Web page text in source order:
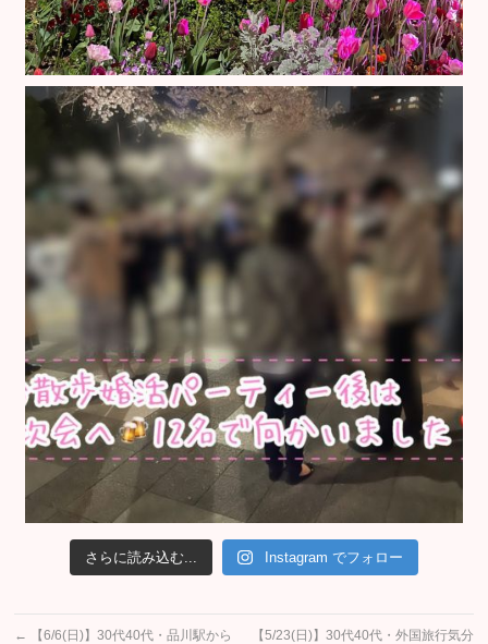
さらに読み込む... Instagram でフォロー
←
【6/6(日)】30代40代・品川駅から
【5/23(日)】30代40代・外国旅行気分